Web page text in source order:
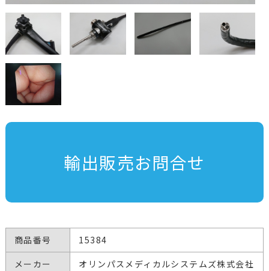
輸出販売お問合せ
商品番号
15384
メーカー
オリンパスメディカルシステムズ株式会社